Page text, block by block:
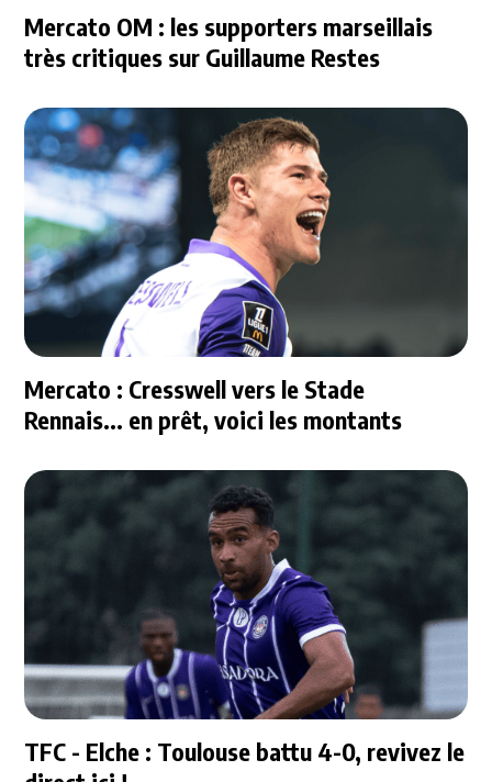
Mercato OM : les supporters marseillais
très critiques sur Guillaume Restes
Mercato : Cresswell vers le Stade
Rennais... en prêt, voici les montants
TFC - Elche : Toulouse battu 4-0, revivez le